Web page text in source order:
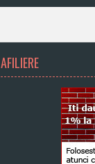
AFILIERE